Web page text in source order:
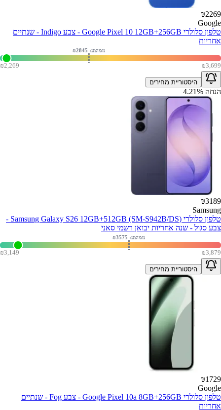
₪2269
Google
טלפון סלולרי Google Pixel 10 12GB+256GB - צבע Indigo - שנתיים
אחריות
₪2,269 ₪3,699
ממוצע: ₪ 2845
היסטוריית מחירים
הנחה 4.21%
₪3189
Samsung
טלפון סלולרי (Samsung Galaxy S26 12GB+512GB (SM-S942B/DS -
צבע סגול - שנה אחריות יבואן רשמי סאני
₪3,149 ₪3,879
ממוצע: ₪ 3575
היסטוריית מחירים
₪1729
Google
טלפון סלולרי Google Pixel 10a 8GB+256GB - צבע Fog - שנתיים
אחריות